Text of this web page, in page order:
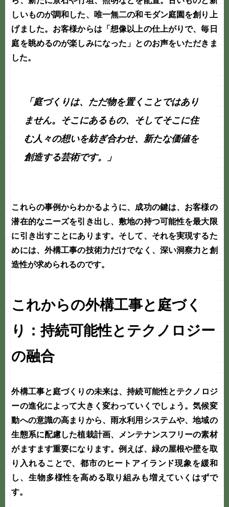
しいものが調和した、唯一無二の和モダン庭園を創り上
げました。お客様からは「想像以上の仕上がりで、毎日
庭を眺めるのが楽しみになった」とのお声をいただきま
した。
「庭づくりは、ただ物を置くことではあり
ません。そこにあるもの、そしてそこに住
む人々の想いを紡ぎ合わせ、新たな価値を
創造する芸術です。」
これらの事例からわかるように、成功の鍵は、お客様の
潜在的なニーズを引き出し、敷地の持つ可能性を最大限
に引き出すことにあります。そして、それを実現するた
めには、 外構工事の技術力だけでなく、深い洞察力と創
造性が求められるのです。
これからの外構工事と庭づく
り：持続可能性とテクノロジー
の融合
外構工事と庭づくり の未来は、持続可能性とテクノロジ
ーの進化によって大きく変わっていくでしょう。気候変
動への意識の高まりから、雨水利用システムや、地域の
生態系に配慮した植栽計画、メンテナンスフリーの素材
がますます重要になります。例えば、緑の屋根や壁を取
り入れることで、都市のヒートアイランド現象を緩和
し、生物多様性を高める取り組みも増えていくはずで
す。